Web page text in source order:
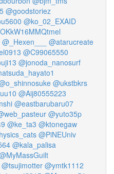
@goodstoriez
@ko_02_EXAID
@_Hexen___
@atarucreate
@C99065550
@jonoda_nanosurf
@ukstbkrs
@Aij80555223
@eastbarubaru07
@yuto35p
@ke_ta3 @ktonegaw
@PiNEUniv
@kala_palisa
@tsujimotter @ymtk1112